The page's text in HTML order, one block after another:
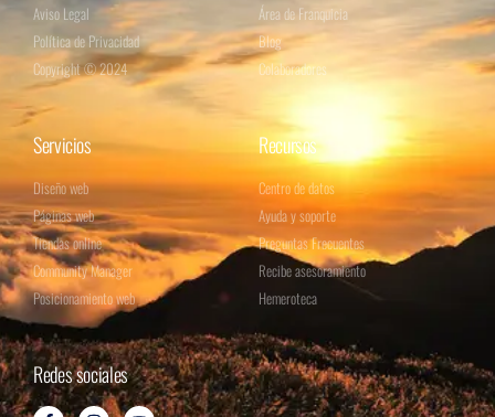
Aviso Legal
Política de Privacidad
Copyright © 2024
Área de Franquicia
Blog
Colaboradores
Servicios
Diseño web
Páginas web
Tiendas online
Community Manager
Posicionamiento web
Recursos
Centro de datos
Ayuda y soporte
Preguntas Frecuentes
Recibe asesoramiento
Hemeroteca
Redes sociales